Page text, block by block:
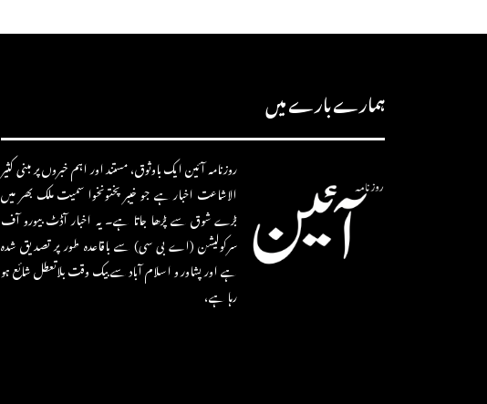
ہمارے بارے میں
روزنامہ آئین ایک باوثوق، مستند اور اہم خبروں پر مبنی کثیر
الاشاعت اخبار ہے جو خیبر پختونخوا سمیت ملک بھر میں
بڑے شوق سے پڑھا جاتا ہے۔ یہ اخبار آڈٹ بیورو آف
سرکولیشن (اے بی سی) سے باقاعدہ طور پر تصدیق شدہ
ہے اور پشاور و اسلام آباد سے بیک وقت بلاتعطل شائع ہو
رہا ہے،